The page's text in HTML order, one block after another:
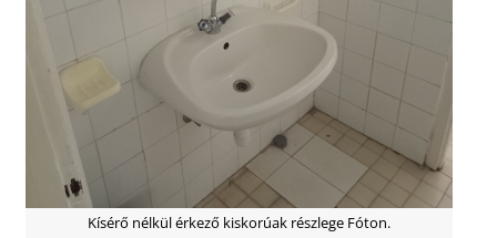
Kísérő nélkül érkező kiskorúak részlege Fóton.